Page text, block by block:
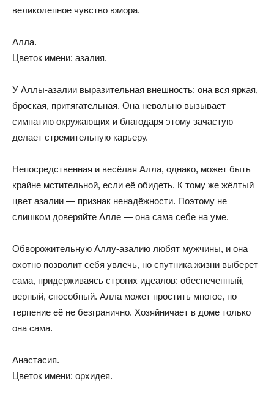
великолепное чувство юмора.
Алла.
Цветок имени: азалия.
У Аллы-азалии выразительная внешность: она вся яркая,
броская, притягательная. Она невольно вызывает
симпатию окружающих и благодаря этому зачастую
делает стремительную карьеру.
Непосредственная и весёлая Алла, однако, может быть
крайне мстительной, если её обидеть. К тому же жёлтый
цвет азалии — признак ненадёжности. Поэтому не
слишком доверяйте Алле — она сама себе на уме.
Обворожительную Аллу-азалию любят мужчины, и она
охотно позволит себя увлечь, но спутника жизни выберет
сама, придерживаясь строгих идеалов: обеспеченный,
верный, способный. Алла может простить многое, но
терпение её не безгранично. Хозяйничает в доме только
она сама.
Анастасия.
Цветок имени: орхидея.